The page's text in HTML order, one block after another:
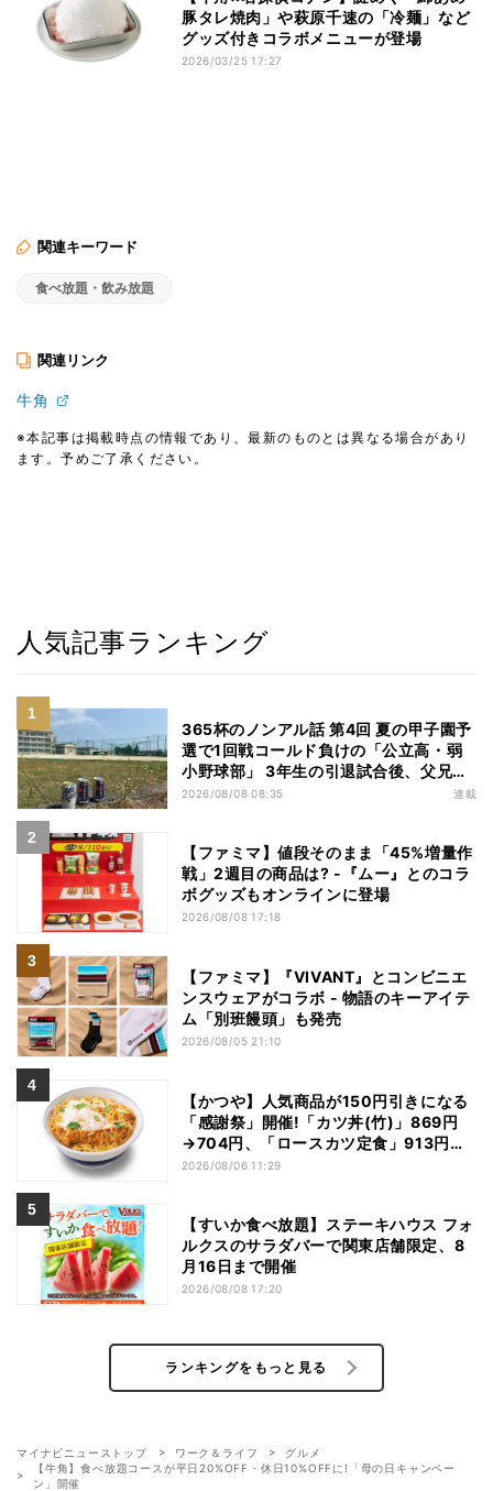
豚タレ焼肉」や萩原千速の「冷麺」など
グッズ付きコラボメニューが登場
2026/03/25 17:27
関連キーワード
食べ放題・飲み放題
関連リンク
牛角
※本記事は掲載時点の情報であり、最新のものとは異なる場合があり
ます。予めご了承ください。
人気記事ランキング
365杯のノンアル話 第4回 夏の甲子園予
選で1回戦コールド負けの「公立高・弱
小野球部」 3年生の引退試合後、父兄
が“現場”で取り出したのは……
2026/08/08 08:35 連載
【ファミマ】値段そのまま「45%増量作
戦」2週目の商品は? -『ムー』とのコラ
ボグッズもオンラインに登場
2026/08/08 17:18
【ファミマ】『VIVANT』とコンビニエ
ンスウェアがコラボ - 物語のキーアイテ
ム「別班饅頭」も発売
2026/08/05 21:10
【かつや】人気商品が150円引きになる
「感謝祭」開催!「カツ丼(竹)」869円
→704円、「ロースカツ定食」913円
→748円に - 8日間限定
2026/08/06 11:29
【すいか食べ放題】ステーキハウス フォ
ルクスのサラダバーで関東店舗限定、8
月16日まで開催
2026/08/08 17:20
ランキングをもっと見る
マイナビニューストップ ワーク＆ライフ
グルメ
【牛角】食べ放題コースが平日20%OFF・休日10%OFFに!「母の日キャンペー
ン」開催